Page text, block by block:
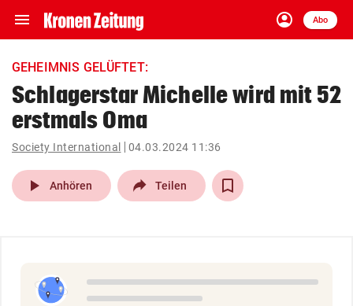
menu Navigation
ein-/ausklappen
account_circle
Anmelden
Abo
close Schließen
account_circle Anmelden
pin_drop
Wien arrow_right
search
eingeben
GEHEIMNIS GELÜFTET:
Schlagerstar Michelle wird mit 52
erstmals Oma
Society International 04.03.2024 11:36
play_arrow Anhören Teilen